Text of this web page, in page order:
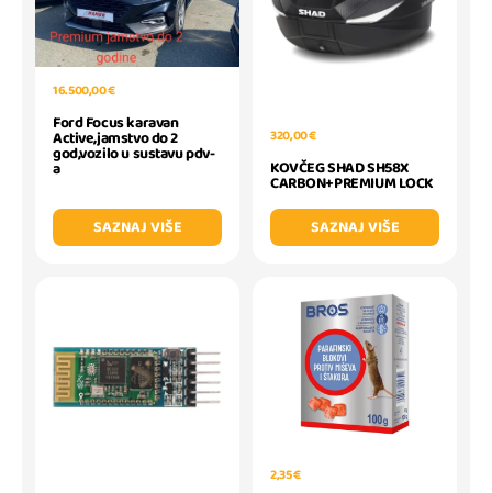
16.500,00 €
Ford Focus karavan
Active,jamstvo do 2
god,vozilo u sustavu pdv-
a
SAZNAJ VIŠE
320,00 €
KOVČEG SHAD SH58X
CARBON+PREMIUM LOCK
SAZNAJ VIŠE
2,35 €